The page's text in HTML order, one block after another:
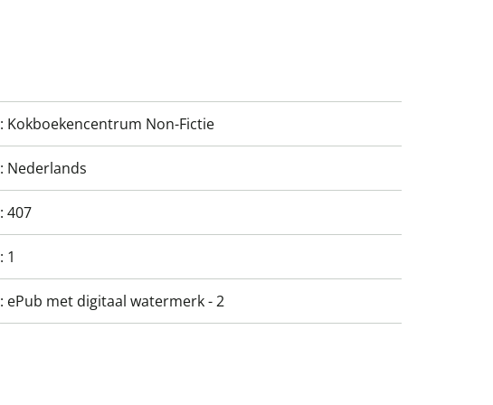
: Kokboekencentrum Non-Fictie
: Nederlands
:407
: 1
: ePub met digitaal watermerk - 2